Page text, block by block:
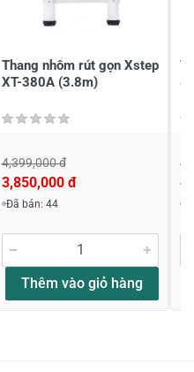
Thang nhôm rút gọn Xstep
XT-380A (3.8m)
4,399,000 đ
3,850,000 đ
Đã bán: 44
Thêm vào giỏ hàng